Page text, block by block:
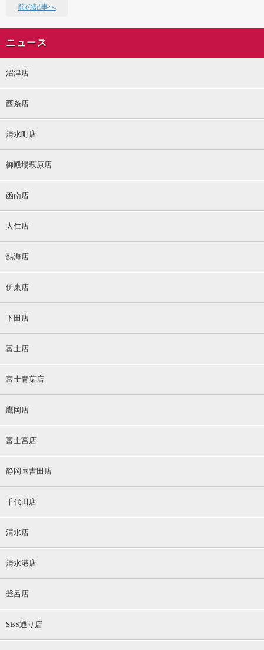
前の記事へ
ニュース
沼津店
西条店
清水町店
御殿場萩原店
函南店
大仁店
熱海店
伊東店
下田店
富士店
富士青葉店
鷹岡店
富士宮店
静岡国吉田店
千代田店
清水店
清水港店
登呂店
SBS通り店